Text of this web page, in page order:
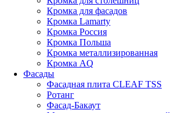
Кромка для фасадов
Кромка Lamarty
Кромка Россия
Кромка Польша
Кромка металлизированная
Кромка AQ
Фасады
Фасадная плита CLEAF TSS
Ротанг
Фасад-Бакаут